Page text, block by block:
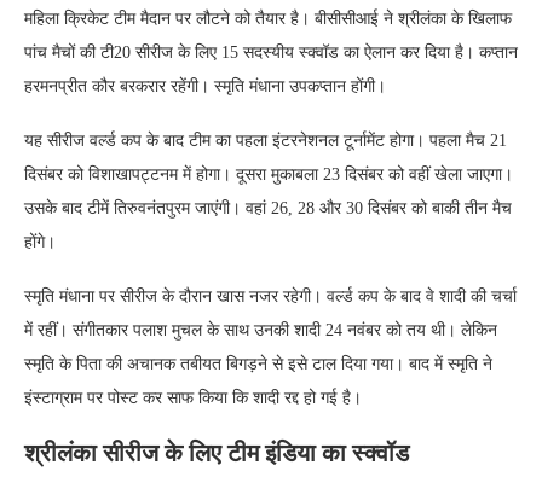
महिला क्रिकेट टीम मैदान पर लौटने को तैयार है। बीसीसीआई ने श्रीलंका के खिलाफ
पांच मैचों की टी20 सीरीज के लिए 15 सदस्यीय स्क्वॉड का ऐलान कर दिया है। कप्तान
हरमनप्रीत कौर बरकरार रहेंगी। स्मृति मंधाना उपकप्तान होंगी।
यह सीरीज वर्ल्ड कप के बाद टीम का पहला इंटरनेशनल टूर्नामेंट होगा। पहला मैच 21
दिसंबर को विशाखापट्टनम में होगा। दूसरा मुकाबला 23 दिसंबर को वहीं खेला जाएगा।
उसके बाद टीमें तिरुवनंतपुरम जाएंगी। वहां 26, 28 और 30 दिसंबर को बाकी तीन मैच
होंगे।
स्मृति मंधाना पर सीरीज के दौरान खास नजर रहेगी। वर्ल्ड कप के बाद वे शादी की चर्चा
में रहीं। संगीतकार पलाश मुचल के साथ उनकी शादी 24 नवंबर को तय थी। लेकिन
स्मृति के पिता की अचानक तबीयत बिगड़ने से इसे टाल दिया गया। बाद में स्मृति ने
इंस्टाग्राम पर पोस्ट कर साफ किया कि शादी रद्द हो गई है।
श्रीलंका सीरीज के लिए टीम इंडिया का स्क्वॉड